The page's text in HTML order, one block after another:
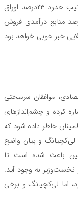
حکایت دارد. میزان فروش اوراق دولتی چین در ماه مه برابر ۳/ ۶۲میلیارد دلار بود و به این ترتیب حدود ۲۳‌درصد اوراق
پنج‌ماه ابتدایی سال‌جاری مربوط به ماه مه بوده است. از آنجا ‌‌که حدود ۵۰‌درصد منابع درآمدی فروش
خبر خوبی خواهد بود
موافقان سرسختی
کرده و چشم‌‌‌اندازهای
خاطر داده شود که
لی‌‌‌‌کچیانگ و بیان واضح
باعث شده است تا
نخست‌‌‌وزیر به وجود آید.
اما لی‌کچیانگ و برخی